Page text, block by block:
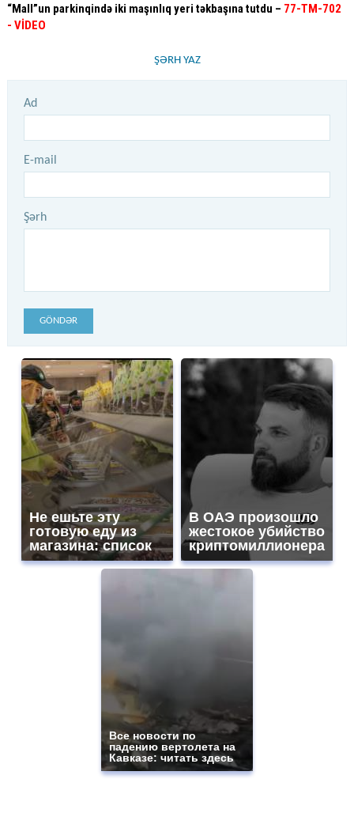
“Mall”un parkinqində iki maşınlıq yeri təkbaşına tutdu – 77-TM-702
- VİDEO
ŞƏRH YAZ
Ad
E-mail
Şərh
GÖNDƏR
Не ешьте эту
готовую еду из
магазина: список
В ОАЭ произошло
жестокое убийство
криптомиллионера
Все новости по
падению вертолета на
Кавказе: читать здесь